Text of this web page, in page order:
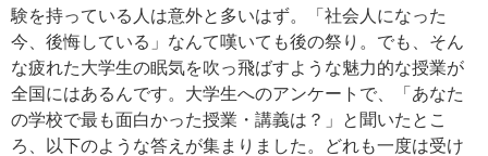
験を持っている人は意外と多いはず。「社会人になった
今、後悔している」なんて嘆いても後の祭り。でも、そん
な疲れた大学生の眠気を吹っ飛ばすような魅力的な授業が
全国にはあるんです。大学生へのアンケートで、「あなた
の学校で最も面白かった授業・講義は？」と聞いたとこ
ろ、以下のような答えが集まりました。どれも一度は受け